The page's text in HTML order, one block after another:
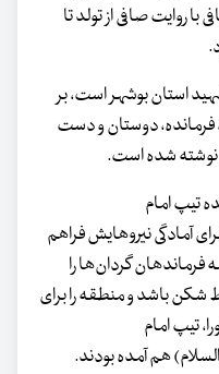
روایت صافی از تولد تا
استان بوشهر است، بر
دوستان و دست
نوشته شده است.
تیپ امام
آمادگی نیروهایش فراهم
گردان‌ها را
شکن باشد و منطقه را برای
تیپ امام
هم آمده بودند.